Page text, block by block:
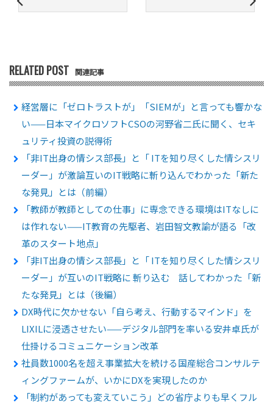
RELATED POST 関連記事
経営層に「ゼロトラストが」「SIEMが」と言っても響かな
い——日本マイクロソフトCSOの河野省二氏に聞く、セキ
ュリティ投資の説得術
「非IT出身の情シス部長」と「 ITを知り尽くした情シスリ
ーダー」が激論互いのIT戦略に斬り込んでわかった「新た
な発見」とは（前編）
「教師が教師としての仕事」に専念できる環境はITなしに
は作れない——IT教育の先駆者、岩田智文教諭が語る「改
革のスタート地点」
「非IT出身の情シス部長」と「 ITを知り尽くした情シスリ
ーダー」が互いのIT戦略に 斬り込む 話してわかった「新
たな発見」とは（後編）
DX時代に欠かせない「自ら考え、行動するマインド」を
LIXILに浸透させたい——デジタル部門を率いる安井卓氏が
仕掛けるコミュニケーション改革
社員数1000名を超え事業拡大を続ける国産総合コンサルテ
ィングファームが、いかにDXを実現したのか
「制約があっても変えていこう」どの省庁よりも早くフル